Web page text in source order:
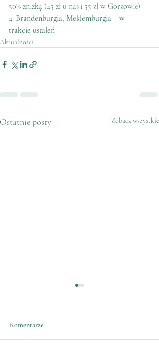
50% zniżką (45 zł u nas i 55 zł w Gorzowie)
4. Brandenburgia, Meklemburgia – w
trakcie ustaleń
Aktualności
Ostatnie posty Zobacz wszystkie
Komentarze